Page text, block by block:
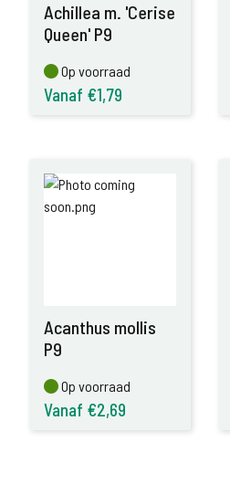
Achillea m. 'Cerise
Queen' P9
Op voorraad
Op voorraad
Vanaf €1,79
Acanthus mollis
P9
Op voorraad
Op voorraad
Vanaf €2,69